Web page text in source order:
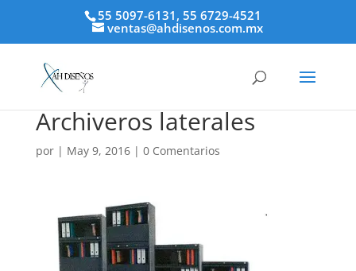
55 5097-6131, 55 6729-4521
ventas@ahdisenos.com.mx
Archiveros laterales
por | May 9, 2016| 0 Comentarios